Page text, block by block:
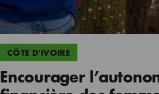
CÔTE D'IVOIRE
Encourager